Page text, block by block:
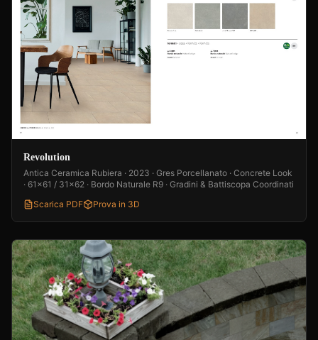
Revolution
Antica Ceramica Rubiera · 2023 · Gres Porcellanato · Concrete Look
· 61x61 / 31x62 · Bordo Naturale R9 · Gradini & Battiscopa Coordinati
Scarica PDF
Prova in 3D